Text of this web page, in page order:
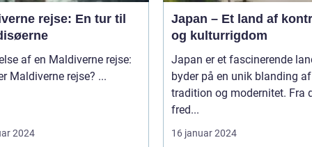
rejse: En tur til
af en Maldiverne rejse:
Hvad er Maldiverne rejse? ...
2024
Japan – Et land af
og kulturrigdom
Japan er et fascinerende
byder på en unik blanding af
tradition og modernitet. Fra
fred...
16 januar 2024